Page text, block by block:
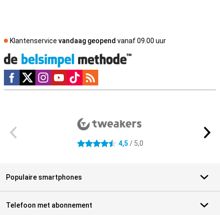
Klantenservice vandaag geopend vanaf 09.00 uur
Social media
4.5 sterren 4,5 / 5,0
Populaire smartphones
Telefoon met abonnement